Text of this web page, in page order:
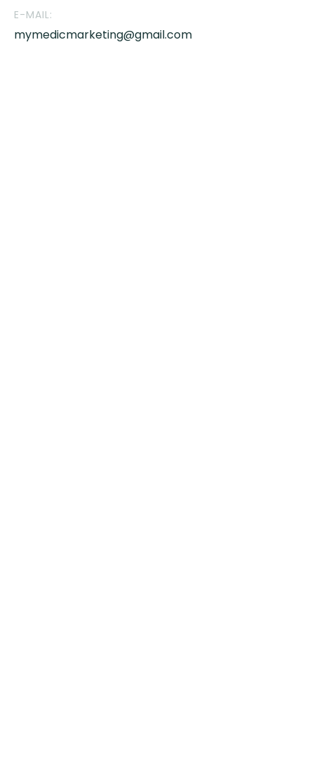
E-MAIL:
mymedicmarketing@gmail.com